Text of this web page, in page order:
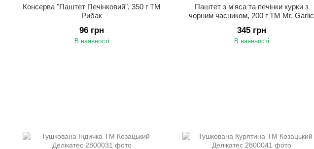
Консерва "Паштет Печінковий", 350 г ТМ
Рибак
96 грн
В наявності
Паштет з м'яса та печінки курки з
чорним часником, 200 г ТМ Mr. Garlic
345 грн
В наявності